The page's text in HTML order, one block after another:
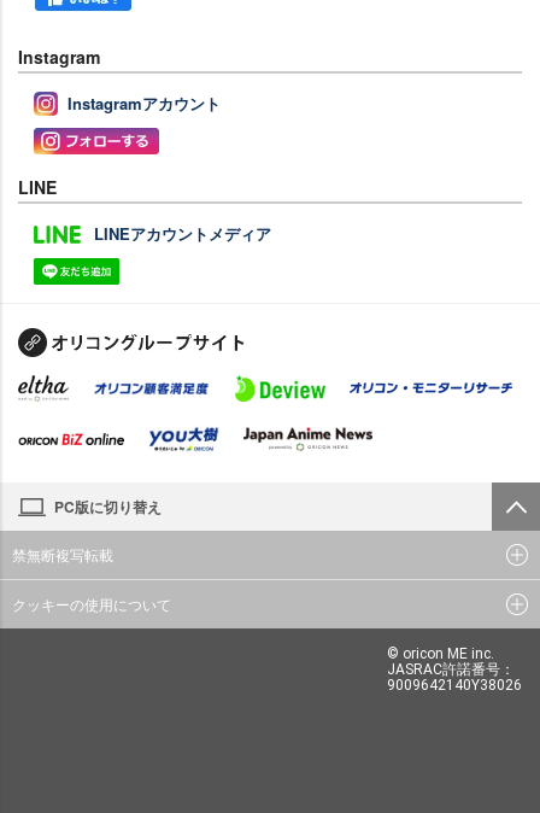
Instagram
Instagramアカウント
LINE
LINEアカウントメディア
PC版に切り替え
禁無断複写転載
クッキーの使用について
© oricon ME inc.
JASRAC許諾番号：
9009642140Y38026